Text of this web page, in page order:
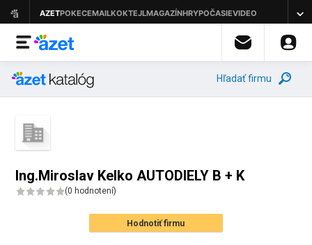
Hľadať firmu
Ing.Miroslav Kelko AUTODIELY B + K
(0 hodnotení)
Hodnotiť firmu